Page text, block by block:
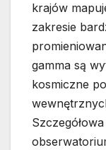
krajów
zakresie
gamma są
kosmiczne